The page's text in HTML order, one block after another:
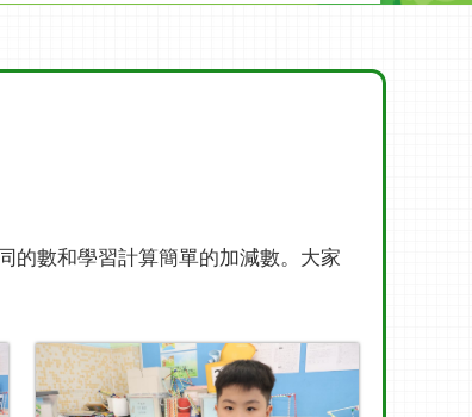
的數和學習計算簡單的加減數。大家